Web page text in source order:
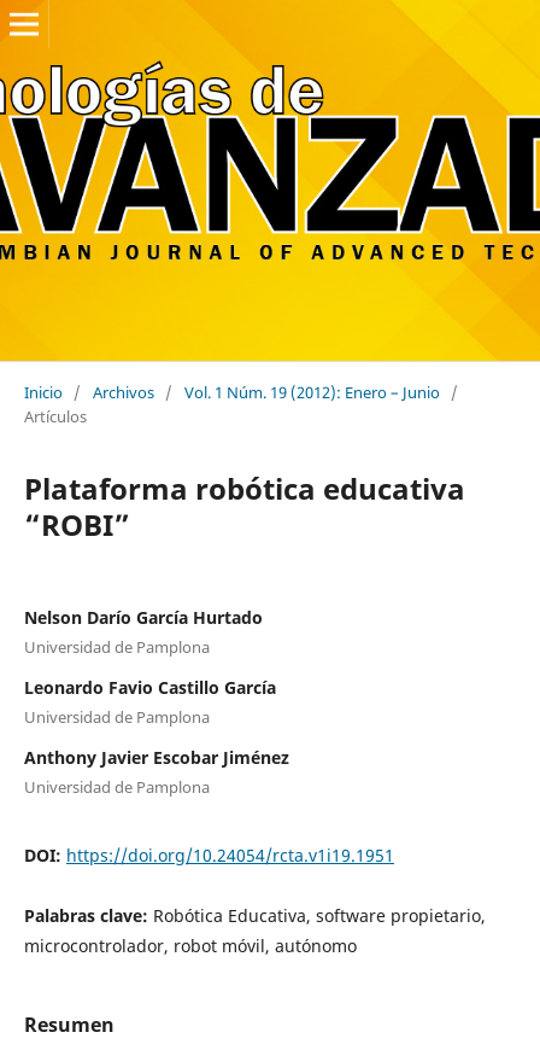
Inicio / Archivos / Vol. 1 Núm. 19 (2012): Enero – Junio /
Artículos
Plataforma robótica educativa
“ROBI”
Nelson Darío García Hurtado
Universidad de Pamplona
Leonardo Favio Castillo García
Universidad de Pamplona
Anthony Javier Escobar Jiménez
Universidad de Pamplona
DOI: https://doi.org/10.24054/rcta.v1i19.1951
Palabras clave: Robótica Educativa, software propietario,
microcontrolador, robot móvil, autónomo
Resumen